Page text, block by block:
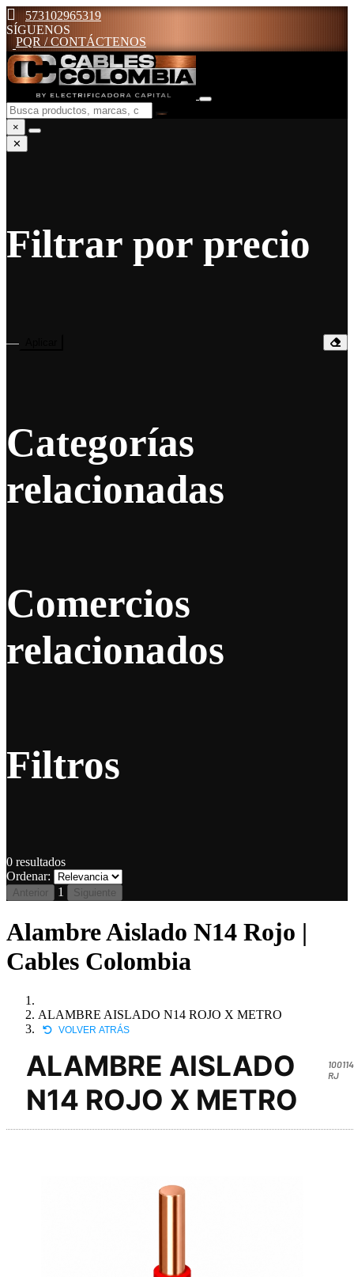
573102965319
SÍGUENOS
PQR / CONTÁCTENOS
×
✕
Filtrar por precio
—
Categorías
relacionadas
Comercios
relacionados
Filtros
0 resultados
Ordenar:
Anterior 1 Siguiente
Alambre Aislado N14 Rojo |
Cables Colombia
ALAMBRE AISLADO N14 ROJO X METRO
VOLVER ATRÁS
ALAMBRE AISLADO
N14 ROJO X METRO
RJ